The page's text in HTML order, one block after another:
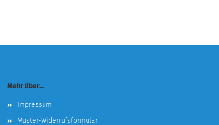
Mehr über...
Impressum
Muster-Widerrufsformular